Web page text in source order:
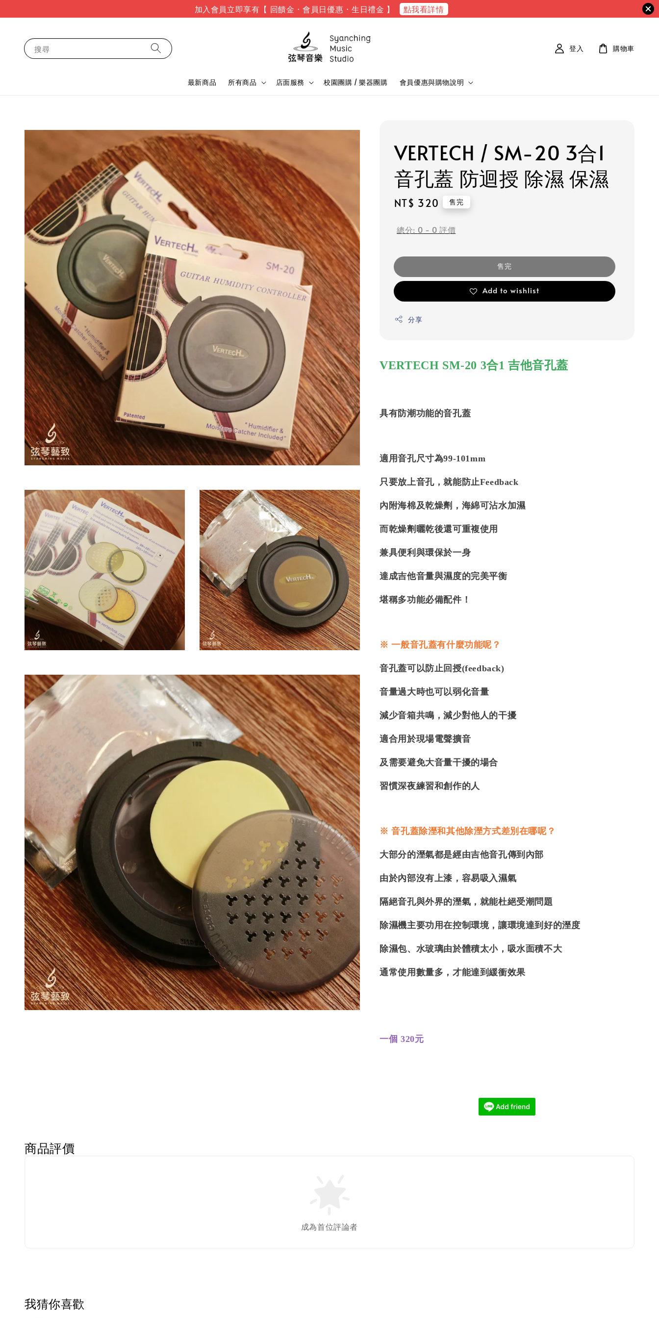
加入會員立即享有【 回饋金 · 會員日優惠 · 生日禮金 】 點我看詳情
搜尋
最新商品 所有商品 店面服務 校園團購 / 樂器團購 會員優惠與購物說明
登入 購物車
VERTECH / SM-20 3合1
音孔蓋 防迴授 除濕 保濕
Regular
NT$ 320 售完
總分: 0 - 0 評價
售完
Add to wishlist
分享
VERTECH SM-20 3合1 吉他音孔蓋
具有防潮功能的音孔蓋
適用音孔尺寸為99-101mm
只要放上音孔，就能防止Feedback
內附海棉及乾燥劑，海綿可沾水加濕
而乾燥劑曬乾後還可重複使用
兼具便利與環保於一身
達成吉他音量與濕度的完美平衡
堪稱多功能必備配件！
※ 一般音孔蓋有什麼功能呢？
音孔蓋可以防止回授(feedback)
音量過大時也可以弱化音量
減少音箱共鳴，減少對他人的干擾
適合用於現場電聲擴音
及需要避免大音量干擾的場合
習慣深夜練習和創作的人
※ 音孔蓋除溼和其他除溼方式差別在哪呢？
大部分的溼氣都是經由吉他音孔傳到內部
由於內部沒有上漆，容易吸入濕氣
隔絕音孔與外界的溼氣，就能杜絕受潮問題
除濕機主要功用在控制環境，讓環境達到好的溼度
除濕包、水玻璃由於體積太小，吸水面積不大
通常使用數量多，才能達到緩衝效果
一個 320元
商品評價
成為首位評論者
我猜你喜歡